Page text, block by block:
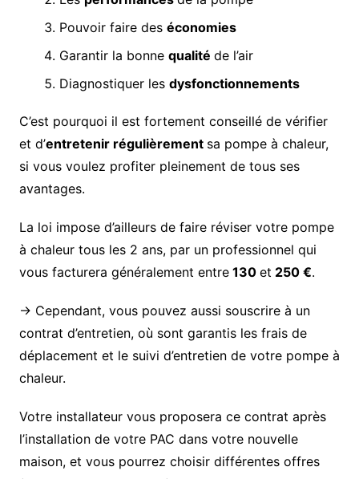
Pouvoir faire des économies
Garantir la bonne qualité de l’air
Diagnostiquer les dysfonctionnements
C’est pourquoi il est fortement conseillé de vérifier
et d’entretenir régulièrement sa pompe à chaleur,
si vous voulez profiter pleinement de tous ses
avantages.
La loi impose d’ailleurs de faire réviser votre pompe
à chaleur tous les 2 ans, par un professionnel qui
vous facturera généralement entre130 et 250 €.
→ Cependant, vous pouvez aussi souscrire à un
contrat d’entretien, où sont garantis les frais de
déplacement et le suivi d’entretien de votre pompe à
chaleur.
Votre installateur vous proposera ce contrat après
l’installation de votre PAC dans votre nouvelle
maison, et vous pourrez choisir différentes offres